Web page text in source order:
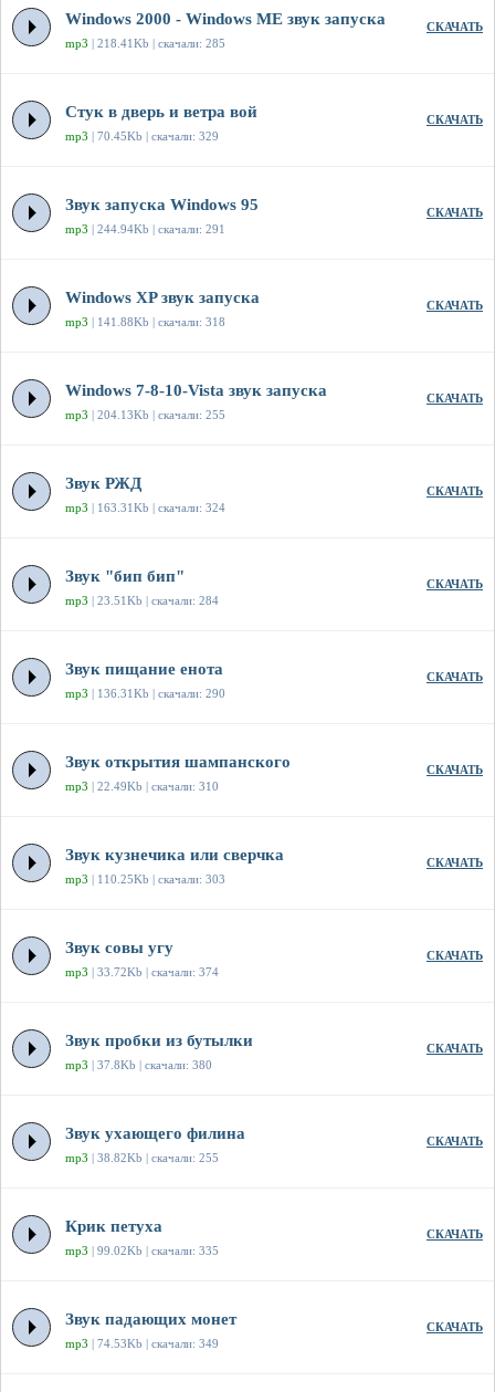
Windows 2000 - Windows ME звук запуска
mp3 | 218.41Kb | скачали: 285
СКАЧАТЬ
Стук в дверь и ветра вой
mp3 | 70.45Kb | скачали: 329
СКАЧАТЬ
Звук запуска Windows 95
mp3 | 244.94Kb | скачали: 291
СКАЧАТЬ
Windows XP звук запуска
mp3 | 141.88Kb | скачали: 318
СКАЧАТЬ
Windows 7-8-10-Vista звук запуска
mp3 | 204.13Kb | скачали: 255
СКАЧАТЬ
Звук РЖД
mp3 | 163.31Kb | скачали: 324
СКАЧАТЬ
Звук "бип бип"
mp3 | 23.51Kb | скачали: 284
СКАЧАТЬ
Звук пищание енота
mp3 | 136.31Kb | скачали: 290
СКАЧАТЬ
Звук открытия шампанского
mp3 | 22.49Kb | скачали: 310
СКАЧАТЬ
Звук кузнечика или сверчка
mp3 | 110.25Kb | скачали: 303
СКАЧАТЬ
Звук совы угу
mp3 | 33.72Kb | скачали: 374
СКАЧАТЬ
Звук пробки из бутылки
mp3 | 37.8Kb | скачали: 380
СКАЧАТЬ
Звук ухающего филина
mp3 | 38.82Kb | скачали: 255
СКАЧАТЬ
Крик петуха
mp3 | 99.02Kb | скачали: 335
СКАЧАТЬ
Звук падающих монет
mp3 | 74.53Kb | скачали: 349
СКАЧАТЬ